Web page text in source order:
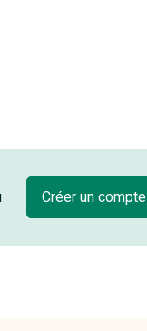
Créer un compte